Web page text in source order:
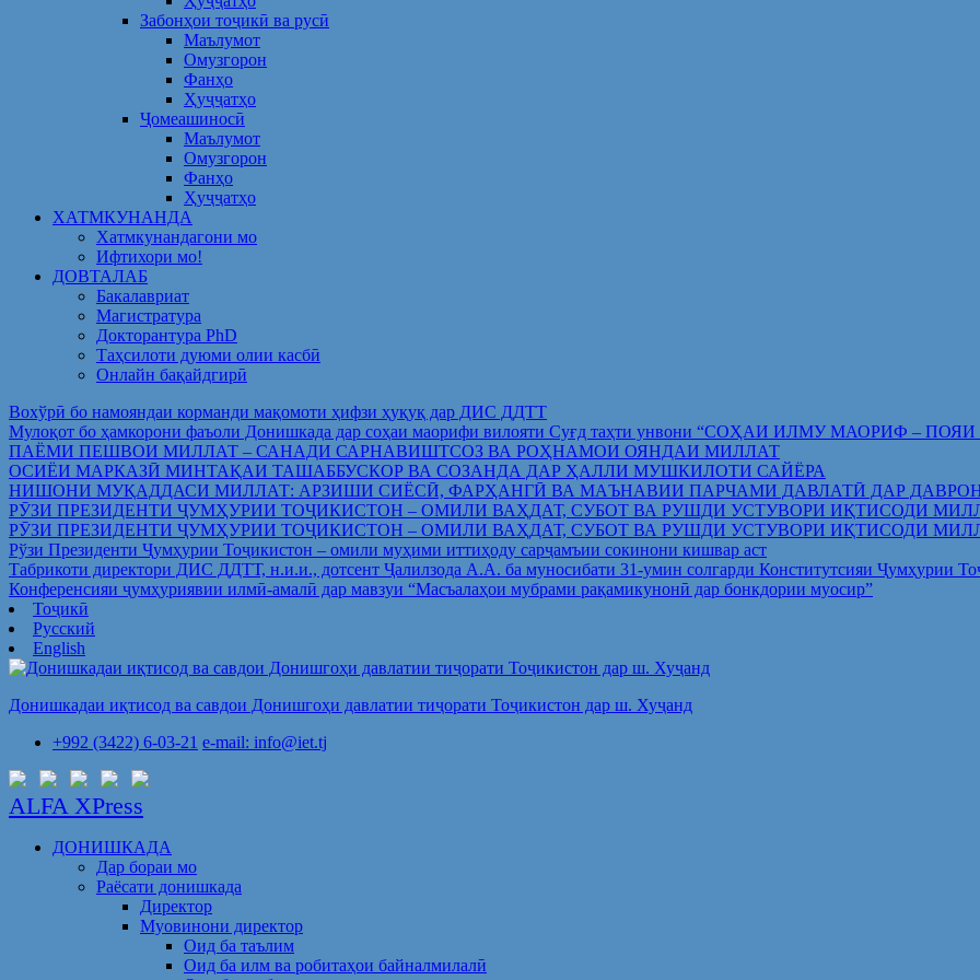
Забонҳои тоҷикӣ ва русӣ
Маълумот
Омузгорон
Фанҳо
Ҳуҷҷатҳо
Ҷомеашиносӣ
Маълумот
Омузгорон
Фанҳо
Ҳуҷҷатҳо
ХАТМКУНАНДА
Хатмкунандагони мо
Ифтихори мо!
ДОВТАЛАБ
Бакалавриат
Магистратура
Докторантура PhD
Таҳсилоти дуюми олии касбӣ
Онлайн бақайдгирӣ
Вохўрӣ бо намояндаи корманди мақомоти ҳифзи ҳуқуқ дар ДИС ДДТТ
Мулоқот бо ҳамкорони фаъоли Донишкада дар соҳаи маорифи вилояти Суғд таҳти унвони “СОҲАИ ИЛМУ МАОРИФ
ПАЁМИ ПЕШВОИ МИЛЛАТ – САНАДИ САРНАВИШТСОЗ ВА РОҲНАМОИ ОЯНДАИ МИЛЛАТ
ОСИЁИ МАРКАЗӢ МИНТАҚАИ ТАШАББУСКОР ВА СОЗАНДА ДАР ҲАЛЛИ МУШКИЛОТИ САЙЁРА
НИШОНИ МУҚАДДАСИ МИЛЛАТ: АРЗИШИ СИЁСӢ, ФАРҲАНГӢ ВА МАЪНАВИИ ПАРЧАМИ ДАВЛАТӢ ДАР
РӮЗИ ПРЕЗИДЕНТИ ҶУМҲУРИИ ТОҶИКИСТОН – ОМИЛИ ВАҲДАТ, СУБОТ ВА РУШДИ УСТУВОРИ ИҚТИСОДИ
РӮЗИ ПРЕЗИДЕНТИ ҶУМҲУРИИ ТОҶИКИСТОН – ОМИЛИ ВАҲДАТ, СУБОТ ВА РУШДИ УСТУВОРИ ИҚТИСОДИ
Рўзи Президенти Ҷумҳурии Тоҷикистон – омили муҳими иттиҳоду сарҷамъии сокинони кишвар аст
Табрикоти директори ДИС ДДТТ, н.и.и., дотсент Ҷалилзода А.А. ба муносибати 31-умин солгарди Конститутсияи Ҷумҳурии
Конференсияи ҷумҳуриявии илмӣ-амалӣ дар мавзуи “Масъалаҳои мубрами рақамикунонӣ дар бонкдории муосир”
Тоҷикӣ
Русский
English
Донишкадаи иқтисод ва савдои Донишгоҳи давлатии тиҷорати Тоҷикистон дар ш. Хуҷанд
+992 (3422) 6-03-21 e-mail: info@iet.tj
ALFA XPress
ДОНИШКАДА
Дар бораи мо
Раёсати донишкада
Директор
Муовинони директор
Оид ба таълим
Оид ба илм ва робитаҳои байналмилалӣ